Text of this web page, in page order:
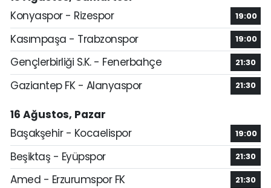
Konyaspor - Rizespor
19:00
Kasımpaşa - Trabzonspor 19:00
Gençlerbirliği S.K. - Fenerbahçe 21:30
Gaziantep FK - Alanyaspor 21:30
16 Ağustos, Pazar
Başakşehir - Kocaelispor
19:00
Beşiktaş - Eyüpspor 21:30
Amed - Erzurumspor FK 21:30